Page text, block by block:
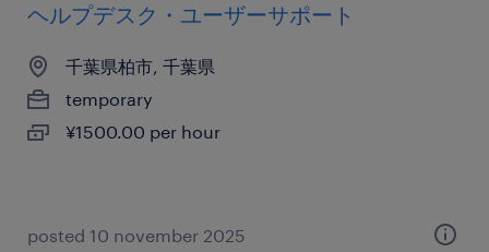
ヘルプデスク・ユーザーサポート
千葉県柏市, 千葉県
temporary
¥1500.00 per hour
posted 10 november 2025